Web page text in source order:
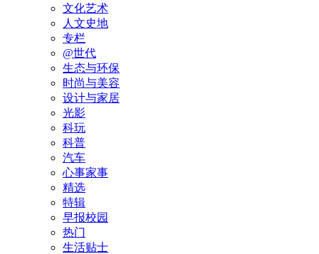
文化艺术
人文史地
专栏
@世代
生态与环保
时尚与美容
设计与家居
光影
科玩
科普
汽车
心事家事
精选
特辑
早报校园
热门
生活贴士